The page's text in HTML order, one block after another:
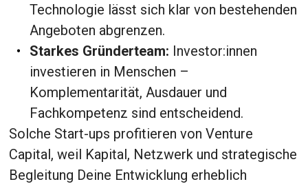
Technologie lässt sich klar von bestehenden
Angeboten abgrenzen.
Starkes Gründerteam: Investor:innen
investieren in Menschen –
Komplementarität, Ausdauer und
Fachkompetenz sind entscheidend.
Solche Start-ups profitieren von Venture
Capital, weil Kapital, Netzwerk und strategische
Begleitung Deine Entwicklung erheblich